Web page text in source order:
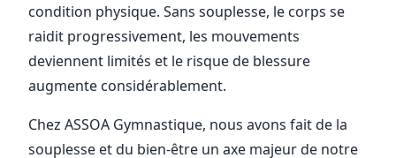
condition physique. Sans souplesse, le corps se
raidit progressivement, les mouvements
deviennent limités et le risque de blessure
augmente considérablement.
Chez ASSOA Gymnastique, nous avons fait de la
souplesse et du bien-être un axe majeur de notre